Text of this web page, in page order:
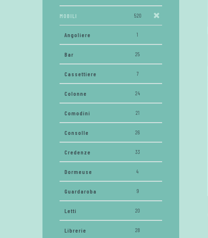
MOBILI 520
Angoliere 1
Bar 25
Cassettiere 7
Colonne 24
Comodini 21
Consolle 26
Credenze 33
Dormeuse 4
Guardaroba 9
Letti 20
Librerie 28